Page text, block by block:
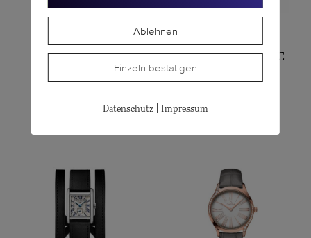
DS-8 Moon Phase
CHF495.00
HERITAGE CLASSIC
TUXEDO 38.5
Ablehnen
Einzeln bestätigen
Datenschutz| Impressum